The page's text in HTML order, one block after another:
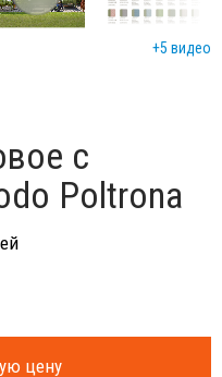
+5 видео
с
Poltrona
цену